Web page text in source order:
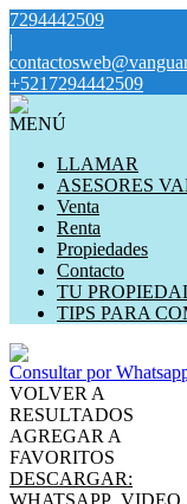
7294442509
|
+5217294442509
MENÚ
LLAMAR
ASESORES
Venta
Renta
Propiedades
Contacto
TU
TIPS PARA
Consultar por
VOLVER A
RESULTADOS
AGREGAR A
FAVORITOS
DESCARGAR: